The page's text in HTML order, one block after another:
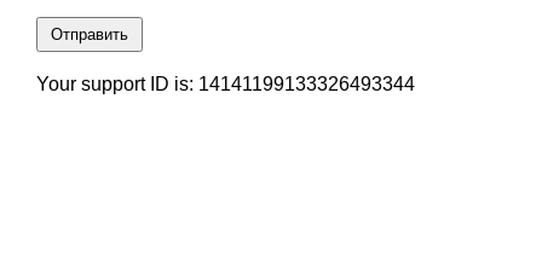
Отправить
Your support ID is: 14141199133326493344